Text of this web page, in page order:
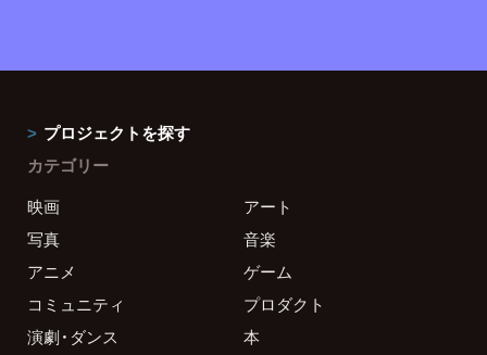
プロジェクトを探す
カテゴリー
映画
アート
写真
音楽
アニメ
ゲーム
コミュニティ
プロダクト
演劇・ダンス
本